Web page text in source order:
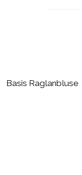
Basis Raglanbluse